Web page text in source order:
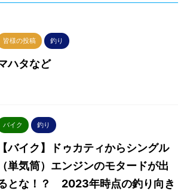
皆様の投稿 釣り
ハタなど
バイク 釣り
【バイク】ドゥカティからシングル
（単気筒）エンジンのモタードが出
とな！？ 2023年時点の釣り向き